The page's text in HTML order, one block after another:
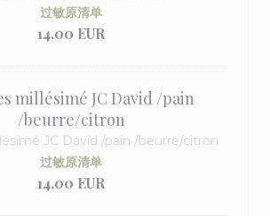
过敏原清单
14,00 EUR
millésimé JC David /pain
/beurre/citron
JC David /pain /beurre/citron
过敏原清单
14,00 EUR